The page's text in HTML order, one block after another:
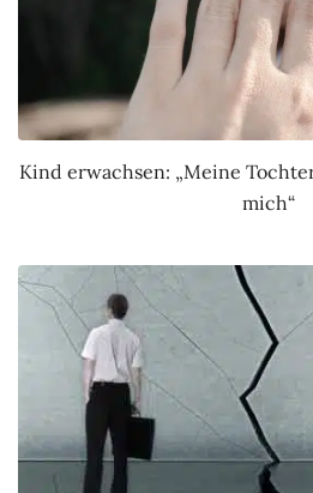
Kind erwachsen: „Meine
mich“